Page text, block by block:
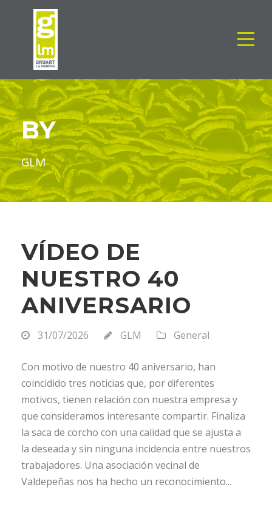
BY
GLM
VÍDEO DE
NUESTRO 40
ANIVERSARIO
31/07/2026 GLM General
Con motivo de nuestro 40 aniversario, han
coincidido tres noticias que, por diferentes
motivos, tienen relación con nuestra empresa y
que consideramos interesante compartir. Finaliza
la saca de corcho con una calidad que se ajusta a
la deseada y sin ninguna incidencia entre nuestros
trabajadores. Una asociación vecinal de
Valdepeñas nos ha hecho un reconocimiento...